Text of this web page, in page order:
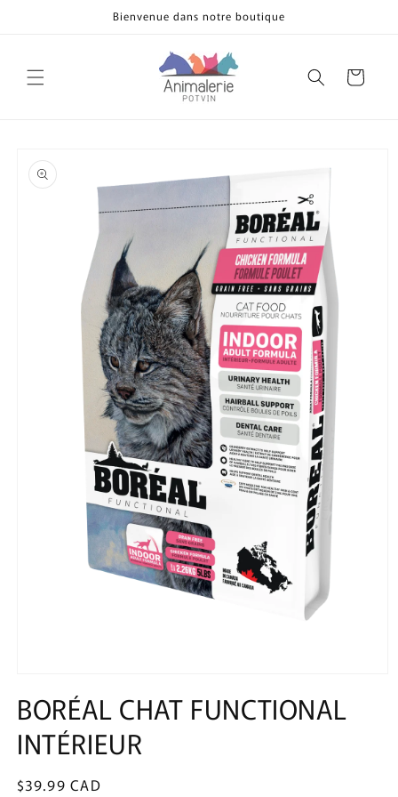
Bienvenue dans notre boutique
Panier
informations
produits
média
1
dans
une
BORÉAL CHAT FUNCTIONAL
INTÉRIEUR
Prix
$39.99 CAD